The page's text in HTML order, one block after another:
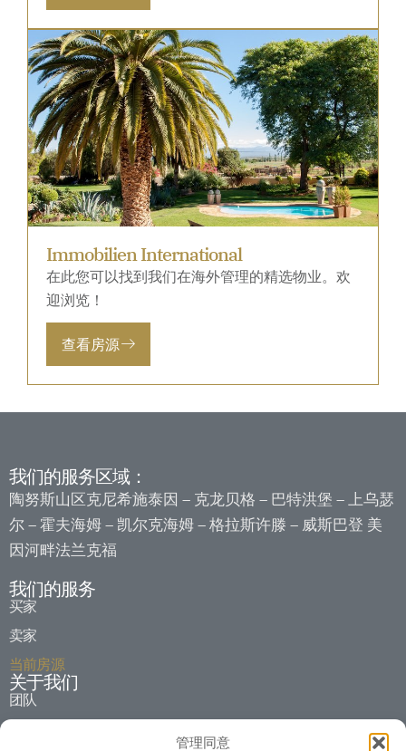
管理同意
Immobilien International
在此您可以找到我们在海外管理的精选物业。欢
迎浏览！
查看房源
我们的服务区域：
陶努斯山区克尼希施泰因 – 克龙贝格 – 巴特洪堡 – 上乌瑟
尔 – 霍夫海姆 – 凯尔克海姆 – 格拉斯许滕 – 威斯巴登 美
因河畔法兰克福
我们的服务
买家
卖家
当前房源
关于我们
团队